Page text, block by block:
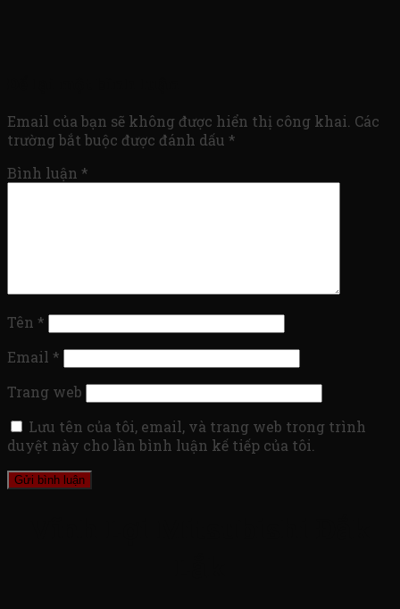
Email của bạn sẽ không được hiển thị công khai. Các
trường bắt buộc được đánh dấu *
Bình luận *
Tên *
Email *
Trang web
Lưu tên của tôi, email, và trang web trong trình
duyệt này cho lần bình luận kế tiếp của tôi.